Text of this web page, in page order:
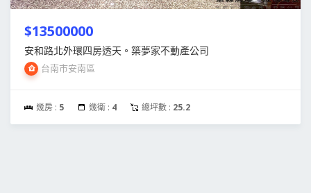
$13500000
安和路北外環四房透天。築夢家不動產公司
台南市安南區
幾房 : 5 幾衛 : 4 總坪數 : 25.2